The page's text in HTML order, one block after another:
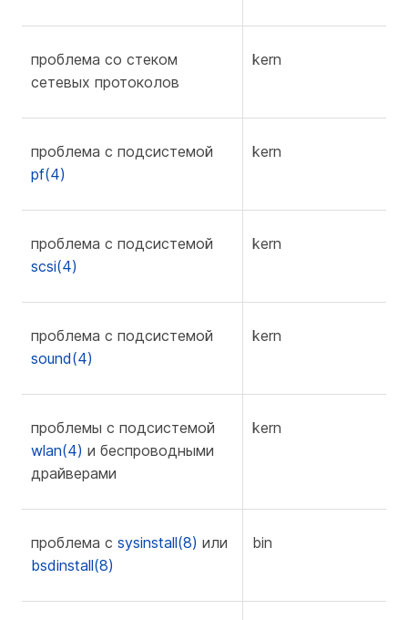
проблема со стеком
сетевых протоколов
kern
проблема с подсистемой
pf(4)
kern
проблема с подсистемой
scsi(4)
kern
проблема с подсистемой
sound(4)
kern
проблемы с подсистемой
wlan(4) и беспроводными
драйверами
kern
проблема с sysinstall(8) или
bsdinstall(8)
bin